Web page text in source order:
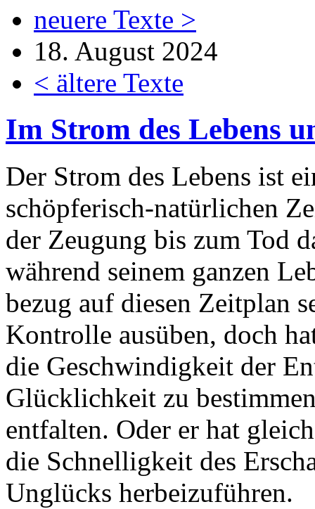
neuere Texte >
18. August 2024
< ältere Texte
Im Strom des Lebens
Der Strom des Lebens ist
schöpferisch-natürlichen
der Zeugung bis zum Tod
während seinem ganzen
bezug auf diesen Zeitplan
Kontrolle ausüben, doch
die Geschwindigkeit der
Glücklichkeit zu
entfalten. Oder er hat
die Schnelligkeit des
Unglücks herbeizuführen.